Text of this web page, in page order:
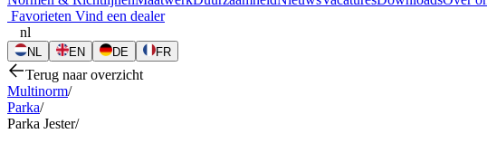
Favorieten Vind een dealer
nl
NL EN DE FR
Terug naar overzicht
Multinorm/
Parka/
Parka Jester/